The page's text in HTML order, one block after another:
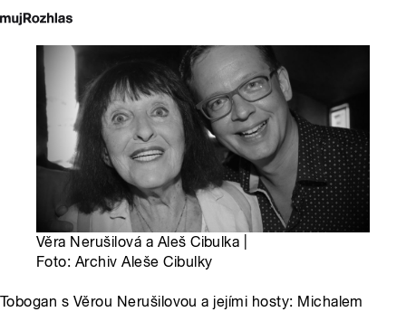
Věra Nerušilová a Aleš Cibulka |
Foto: Archiv Aleše Cibulky
Tobogan s Věrou Nerušilovou a jejími hosty: Michalem